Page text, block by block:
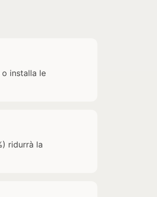
installa le
ridurrà la